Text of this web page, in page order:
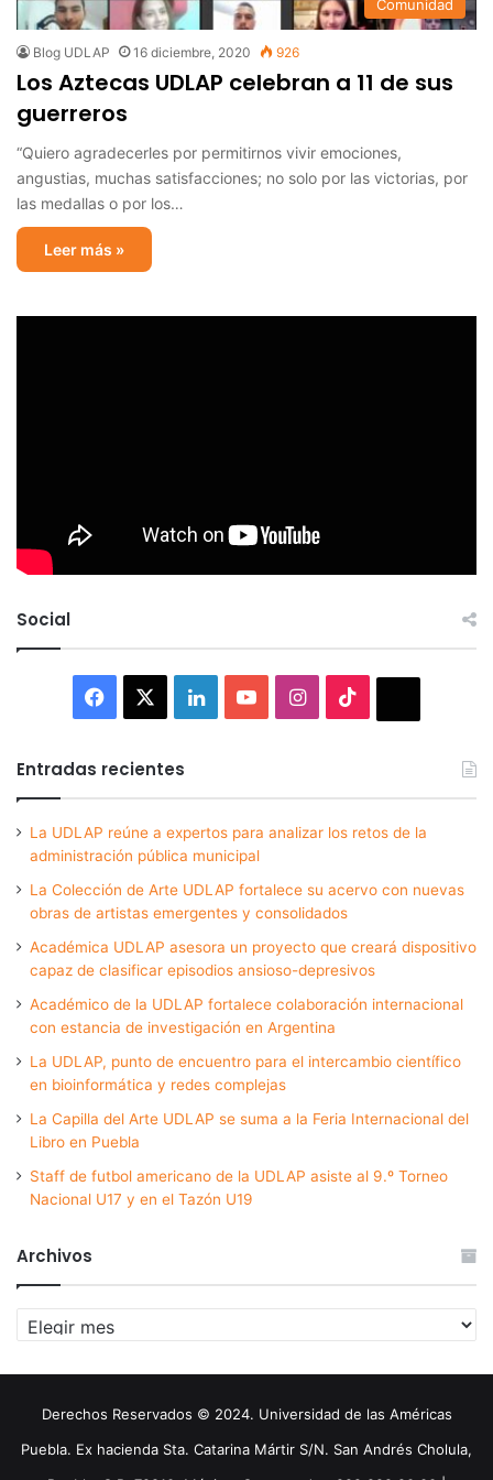
Comunidad
Blog UDLAP 16 diciembre, 2020 926
Los Aztecas UDLAP celebran a 11 de sus
guerreros
“Quiero agradecerles por permitirnos vivir emociones,
angustias, muchas satisfacciones; no solo por las victorias, por
las medallas o por los…
Leer más »
Social
Facebook LinkedInYouTubeInstagram
Entradas recientes
La UDLAP reúne a expertos para analizar los retos de la
administración pública municipal
La Colección de Arte UDLAP fortalece su acervo con nuevas
obras de artistas emergentes y consolidados
Académica UDLAP asesora un proyecto que creará dispositivo
capaz de clasificar episodios ansioso-depresivos
Académico de la UDLAP fortalece colaboración internacional
con estancia de investigación en Argentina
La UDLAP, punto de encuentro para el intercambio científico
en bioinformática y redes complejas
La Capilla del Arte UDLAP se suma a la Feria Internacional del
Libro en Puebla
Staff de futbol americano de la UDLAP asiste al 9.º Torneo
Nacional U17 y en el Tazón U19
Archivos
Archivos
Derechos Reservados © 2024. Universidad de las Américas
Puebla. Ex hacienda Sta. Catarina Mártir S/N. San Andrés Cholula,